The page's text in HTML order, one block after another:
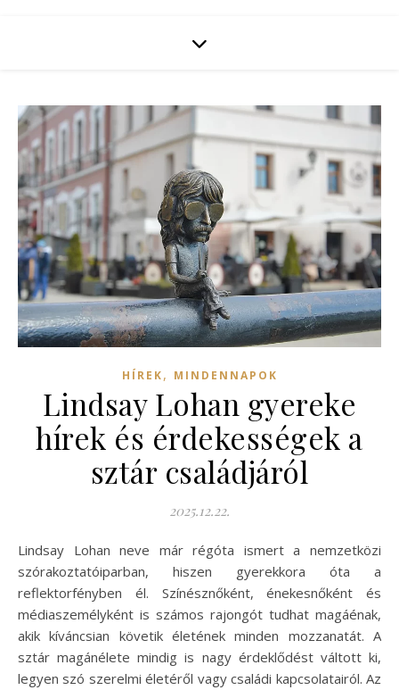
HÍREK, MINDENNAPOK
Lindsay Lohan gyereke
hírek és érdekességek a
sztár családjáról
2025.12.22.
Lindsay Lohan neve már régóta ismert a nemzetközi
szórakoztatóiparban, hiszen gyerekkora óta a
reflektorfényben él. Színésznőként, énekesnőként és
médiaszemélyként is számos rajongót tudhat magáénak,
akik kíváncsian követik életének minden mozzanatát. A
sztár magánélete mindig is nagy érdeklődést váltott ki,
legyen szó szerelmi életéről vagy családi kapcsolatairól. Az